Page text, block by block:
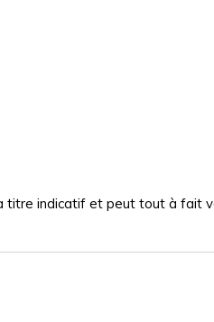
titre indicatif et peut tout à fait